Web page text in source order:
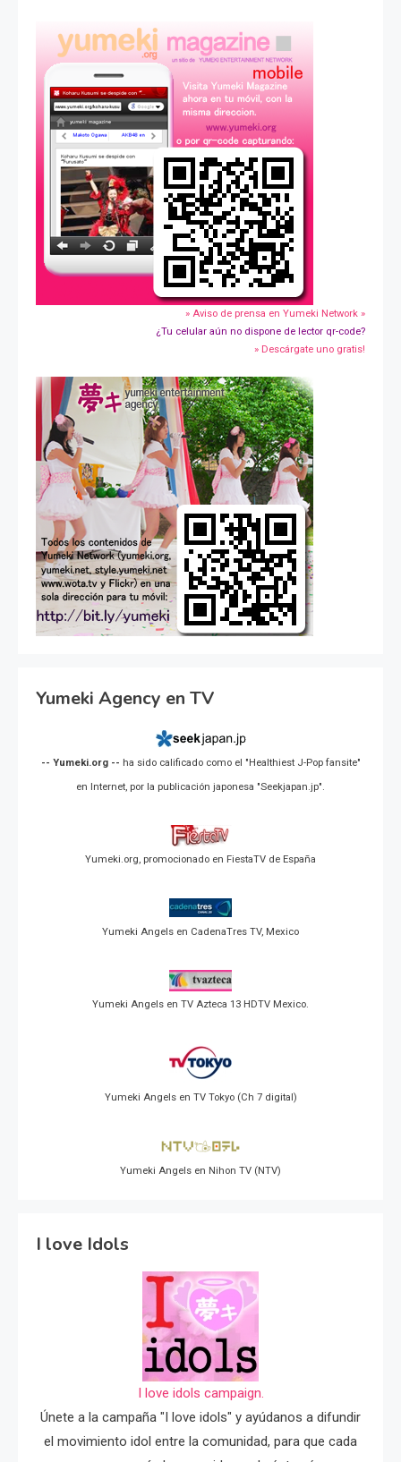
» Aviso de prensa en Yumeki Network »
¿Tu celular aún no dispone de lector qr-code?
» Descárgate uno gratis!
Yumeki Agency en TV
-- Yumeki.org -- ha sido calificado como el "Healthiest J-Pop fansite"
en Internet, por la publicación japonesa "Seekjapan.jp".
Yumeki.org, promocionado en FiestaTV de España
Yumeki Angels en CadenaTres TV, Mexico
Yumeki Angels en TV Azteca 13 HDTV Mexico.
Yumeki Angels en TV Tokyo (Ch 7 digital)
Yumeki Angels en Nihon TV (NTV)
I love Idols
I love idols campaign.
Únete a la campaña "I love idols" y ayúdanos a difundir
el movimiento idol entre la comunidad, para que cada